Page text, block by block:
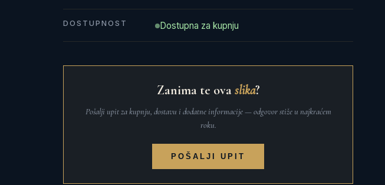
DOSTUPNOST Dostupna za kupnju
Zanima te ovaslika?
Pošalji upit za kupnju, dostavu i dodatne informacije — odgovor stiže u najkraćem
roku.
POŠALJI UPIT